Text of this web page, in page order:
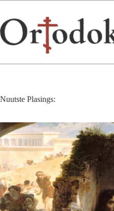
content
Nuutste Plasings: